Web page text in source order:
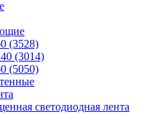
(3528)
(3014)
(5050)
светодиодная лента